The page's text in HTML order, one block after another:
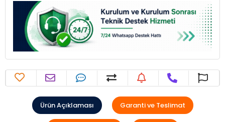
Ürün Açıklaması Garanti ve Teslimat